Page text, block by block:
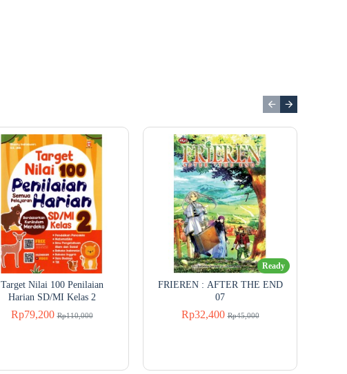
Target Nilai 100 Penilaian
Harian SD/MI Kelas 2
Rp79,200 Rp110,000
Ready
FRIEREN : AFTER THE END
07
Rp32,400 Rp45,000